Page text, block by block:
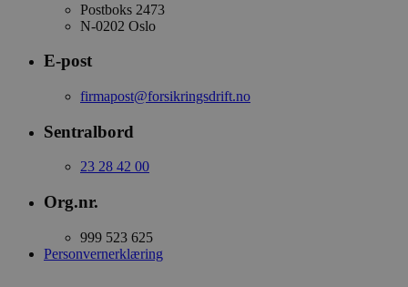
Postboks 2473
N-0202 Oslo
E-post
firmapost@forsikringsdrift.no
Sentralbord
23 28 42 00
Org.nr.
999 523 625
Personvernerklæring